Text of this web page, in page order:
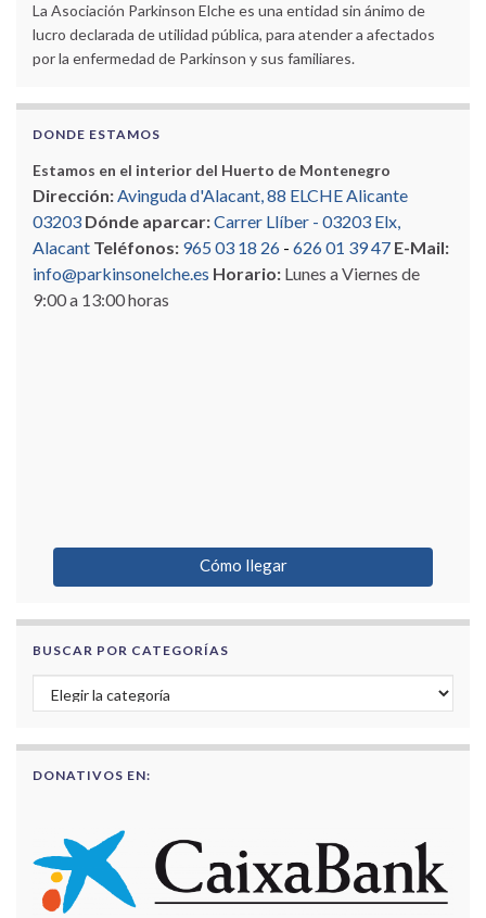
La Asociación Parkinson Elche es una entidad sin ánimo de
lucro declarada de utilidad pública, para atender a afectados
por la enfermedad de Parkinson y sus familiares.
DONDE ESTAMOS
Estamos en el interior del Huerto de Montenegro
Dirección:Avinguda d'Alacant, 88 ELCHE Alicante
03203 Dónde aparcar:Carrer Llíber - 03203 Elx,
Alacant Teléfonos: 965 03 18 26 - 626 01 39 47 E-Mail:
info@parkinsonelche.es Horario: Lunes a Viernes de
9:00 a 13:00 horas
Cómo llegar
BUSCAR POR CATEGORÍAS
Buscar por categorías
DONATIVOS EN: